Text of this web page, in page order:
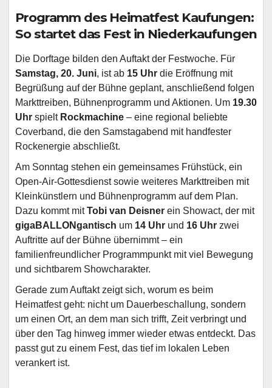
Programm des Heimatfest Kaufungen:
So startet das Fest in Niederkaufungen
Die Dorftage bilden den Auftakt der Festwoche. Für
Samstag, 20. Juni, ist ab 15 Uhr die Eröffnung mit
Begrüßung auf der Bühne geplant, anschließend folgen
Markttreiben, Bühnenprogramm und Aktionen. Um 19.30
Uhr spielt Rockmachine – eine regional beliebte
Coverband, die den Samstagabend mit handfester
Rockenergie abschließt.
Am Sonntag stehen ein gemeinsames Frühstück, ein
Open-Air-Gottesdienst sowie weiteres Markttreiben mit
Kleinkünstlern und Bühnenprogramm auf dem Plan.
Dazu kommt mitTobi van Deisner ein Showact, der mit
gigaBALLONgantisch um 14 Uhr und 16 Uhr zwei
Auftritte auf der Bühne übernimmt – ein
familienfreundlicher Programmpunkt mit viel Bewegung
und sichtbarem Showcharakter.
Gerade zum Auftakt zeigt sich, worum es beim
Heimatfest geht: nicht um Dauerbeschallung, sondern
um einen Ort, an dem man sich trifft, Zeit verbringt und
über den Tag hinweg immer wieder etwas entdeckt. Das
passt gut zu einem Fest, das tief im lokalen Leben
verankert ist.